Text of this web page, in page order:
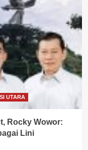
UTARA
Rocky Wowor:
Lini